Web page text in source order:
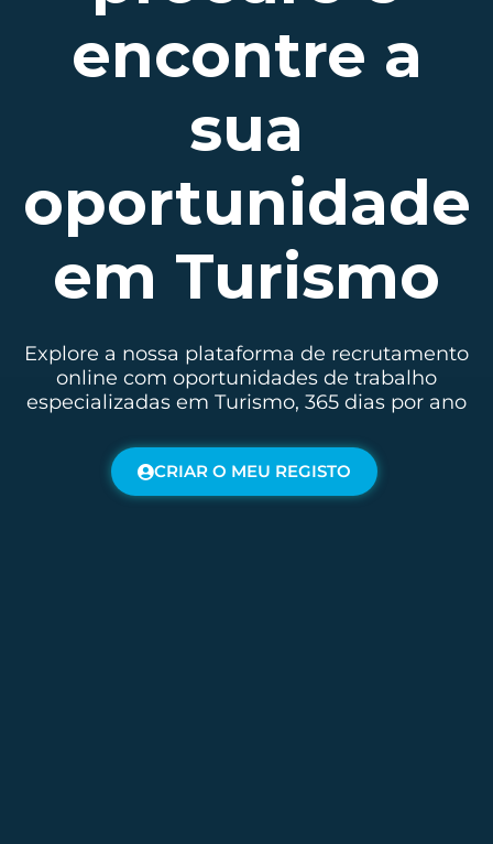
encontre a
sua
oportunidade
em Turismo
Explore a nossa plataforma de recrutamento
online com oportunidades de trabalho
especializadas em Turismo, 365 dias por ano
CRIAR O MEU REGISTO